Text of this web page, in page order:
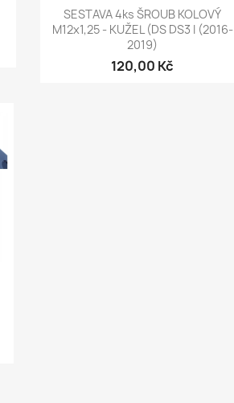
Rychlý náhled
SESTAVA 4ks ŠROUB KOLOVÝ
M12x1,25 - KUŽEL (DS DS3 I (2016-
2019)
120,00 Kč